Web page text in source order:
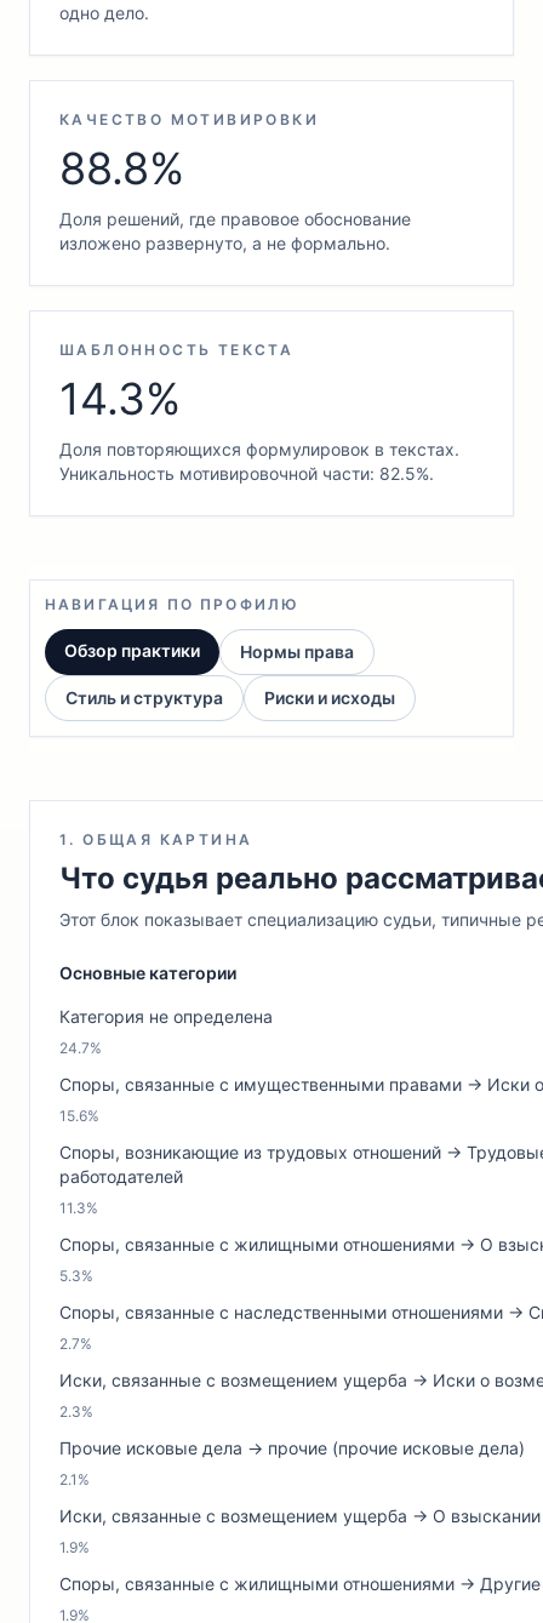
одно дело.
КАЧЕСТВО МОТИВИРОВКИ
88.8%
Доля решений, где правовое обоснование
изложено развернуто, а не формально.
ШАБЛОННОСТЬ ТЕКСТА
14.3%
Доля повторяющихся формулировок в текстах.
Уникальность мотивировочной части: 82.5%.
НАВИГАЦИЯ ПО ПРОФИЛЮ
Обзор практики Нормы права
Стиль и структура Риски и исходы
1. ОБЩАЯ КАРТИНА
Что судья реально
Этот блок показывает специализацию судьи, типичные
Основные категории
Категория не определена
24.7%
Споры, связанные с имущественными правами → Иски
15.6%
Споры, возникающие из трудовых отношений →
работодателей
11.3%
Споры, связанные с жилищными отношениями → О
5.3%
Споры, связанные с наследственными отношениями →
2.7%
Иски, связанные с возмещением ущерба → Иски о
2.3%
Прочие исковые дела → прочие (прочие исковые дела)
2.1%
Иски, связанные с возмещением ущерба → О
1.9%
Споры, связанные с жилищными отношениями →
1.9%